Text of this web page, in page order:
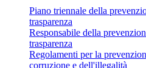
Piano triennale della
trasparenza
Responsabile della
trasparenza
Regolamenti per la
corruzione e dell'illegalità